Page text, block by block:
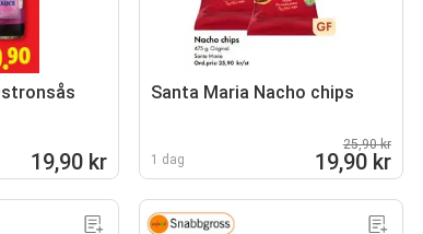
19,90 kr
Santa Maria Nacho chips
1 dag
25,90 kr
19,90 kr